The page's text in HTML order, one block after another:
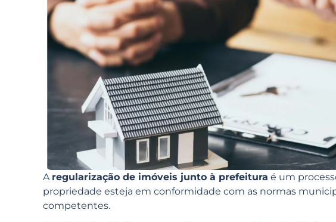
A regularização de imóveis junto à prefeitura é um
propriedade esteja em conformidade com as normas
competentes.